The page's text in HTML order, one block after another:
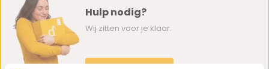
Hulp nodig?
Wij zitten voor je klaar.